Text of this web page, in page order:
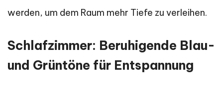
werden, um dem Raum mehr Tiefe zu verleihen.
Schlafzimmer: Beruhigende Blau-
und Grüntöne für Entspannung